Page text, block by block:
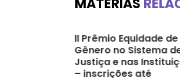
II Prêmio Equidade de
Gênero no Sistema
Justiça e nas
– inscrições até